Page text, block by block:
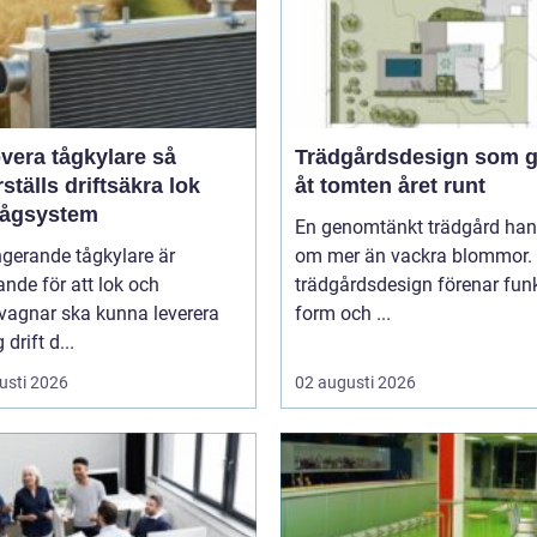
tågkylare så
driftsäkra lok
tågkylare är
för att lok och
ska kunna leverera
drift d...
2026
Trädgårdsdesign som
åt tomten året runt
En genomtänkt trädgård
om mer än vackra blommor.
trädgårdsdesign förenar
form och ...
02 augusti 2026